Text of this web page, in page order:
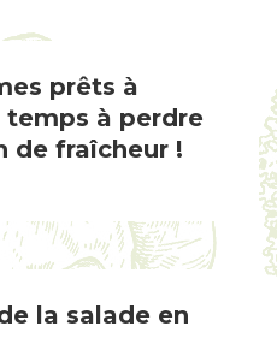
prêts à
à perdre
de fraîcheur !
la salade en